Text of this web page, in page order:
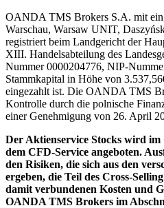
OANDA TMS Brokers S.A. mit
Warschau, Warsaw UNIT,
registriert beim Landgericht der
XIII. Handelsabteilung des
Nummer 0000204776, NIP-
Stammkapital in Höhe von
eingezahlt ist. Die OANDA TMS
Kontrolle durch die polnische
einer Genehmigung von 26. April
Der Aktienservice Stocks wird im
dem CFD-Service angeboten.
den Risiken, die sich aus den
ergeben, die Teil des Cross-
damit verbundenen Kosten und
OANDA TMS Brokers im